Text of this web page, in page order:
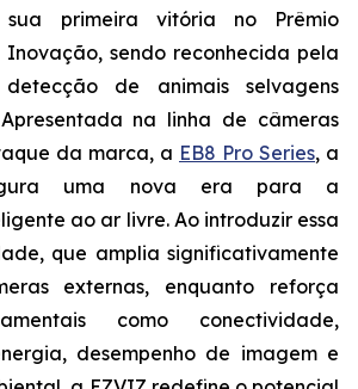
sua primeira vitória no Prêmio
sendo reconhecida pela
de animais selvagens
na linha de câmeras
da marca, a EB8 Pro Series, a
uma nova era para a
ao ar livre. Ao introduzir essa
que amplia significativamente
externas, enquanto reforça
como conectividade,
desempenho de imagem e